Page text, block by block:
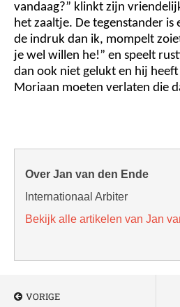
vandaag?” klinkt zijn
het zaaltje. De tegenstander
de indruk dan ik, mompelt
je wel willen he!” en speelt
dan ook niet gelukt en hij
Moriaan moeten verlaten die
Over Jan van den Ende
Internationaal Arbiter
Bekijk alle artikelen van Jan
VORIGE